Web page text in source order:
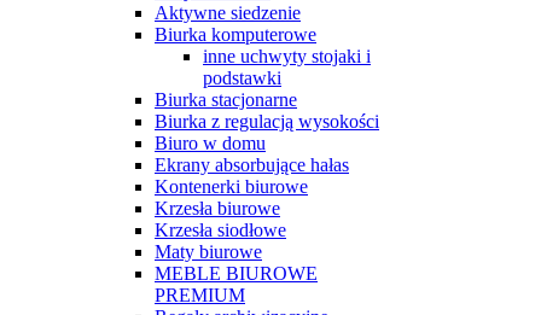
Aktywne siedzenie
Biurka komputerowe
inne uchwyty stojaki i
podstawki
Biurka stacjonarne
Biurka z regulacją wysokości
Biuro w domu
Ekrany absorbujące hałas
Kontenerki biurowe
Krzesła biurowe
Krzesła siodłowe
Maty biurowe
MEBLE BIUROWE
PREMIUM